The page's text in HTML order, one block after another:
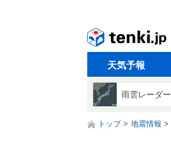
天気予報
雨雲レーダー
トップ 地震情報